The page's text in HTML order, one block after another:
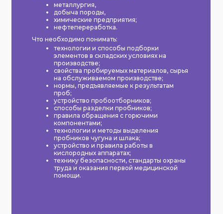
металлургия,
добыча породы,
химические предприятия;
нефтепереработка.
Что необходимо понимать:
технологии и способы подборки
элементов в складских условиях на
производстве;
свойства пробируемых материалов, сырья
на обслуживаемом производстве;
нормы, предъявляемые к результатам
проб;
устройство пробоотборников;
способы разделки пробников;
правила обращения с горючими
компонентами;
технологии и методы выделения
пробников чугуна и шлака;
устройство и правила работы в
кислородных аппаратах;
технику безопасности, стандарты охраны
труда и оказания первой медицинской
помощи.